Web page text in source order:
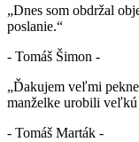
„Dnes som obdržal
poslanie.“
- Tomáš Šimon -
„Ďakujem veľmi
manželke urobili
- Tomáš Marták -